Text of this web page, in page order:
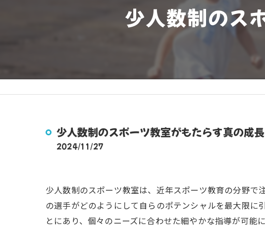
スタッフ紹介
少人数制のス
少人数制のスポーツ教室がもたらす真の成長
2024/11/27
少人数制のスポーツ教室は、近年スポーツ教育の分野で
の選手がどのようにして自らのポテンシャルを最大限
とにあり、個々のニーズに合わせた細やかな指導が可